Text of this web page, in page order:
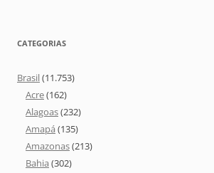
CATEGORIAS
Brasil(11.753)
Acre(162)
Alagoas(232)
Amapá (135)
Amazonas(213)
Bahia (302)